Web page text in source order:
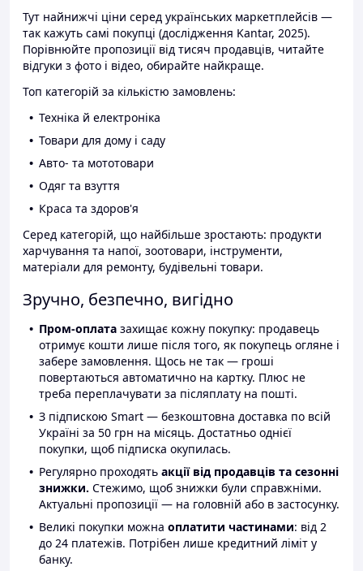
Тут найнижчі ціни серед українських маркетплейсів —
так кажуть самі покупці (дослідження Kantar, 2025).
Порівнюйте пропозиції від тисяч продавців, читайте
відгуки з фото і відео, обирайте найкраще.
Топ категорій за кількістю замовлень:
Техніка й електроніка
Товари для дому і саду
Авто- та мототовари
Одяг та взуття
Краса та здоров'я
Серед категорій, що найбільше зростають: продукти
харчування та напої, зоотовари, інструменти,
матеріали для ремонту, будівельні товари.
Зручно, безпечно, вигідно
Пром-оплата захищає кожну покупку: продавець
отримує кошти лише після того, як покупець огляне і
забере замовлення. Щось не так — гроші
повертаються автоматично на картку. Плюс не
треба переплачувати за післяплату на пошті.
З підпискою Smart — безкоштовна доставка по всій
Україні за 50 грн на місяць. Достатньо однієї
покупки, щоб підписка окупилась.
Регулярно проходять акції від продавців та сезонні
знижки. Стежимо, щоб знижки були справжніми.
Актуальні пропозиції — на головній або в застосунку.
Великі покупки можна оплатити частинами: від 2
до 24 платежів. Потрібен лише кредитний ліміт у
банку.